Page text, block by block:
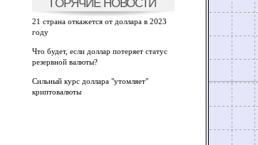
ГОРЯЧИЕ НОВОСТИ
21 страна откажется от доллара в 2023
году
Что будет, если доллар потеряет статус
резервной валюты?
Сильный курс доллара "утомляет"
криптовалюты